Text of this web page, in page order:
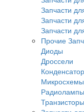
Запчасти
Запчасти
Запчасти
Прочие
Диоды
Дроссели
Микросхемы
Радиолампы
Транзисторы